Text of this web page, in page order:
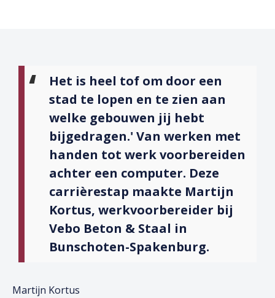
Het is heel tof om door een
stad te lopen en te zien aan
welke gebouwen jij hebt
bijgedragen.' Van werken met
handen tot werk voorbereiden
achter een computer. Deze
carrièrestap maakte Martijn
Kortus, werkvoorbereider bij
Vebo Beton & Staal in
Bunschoten-Spakenburg.
Martijn Kortus